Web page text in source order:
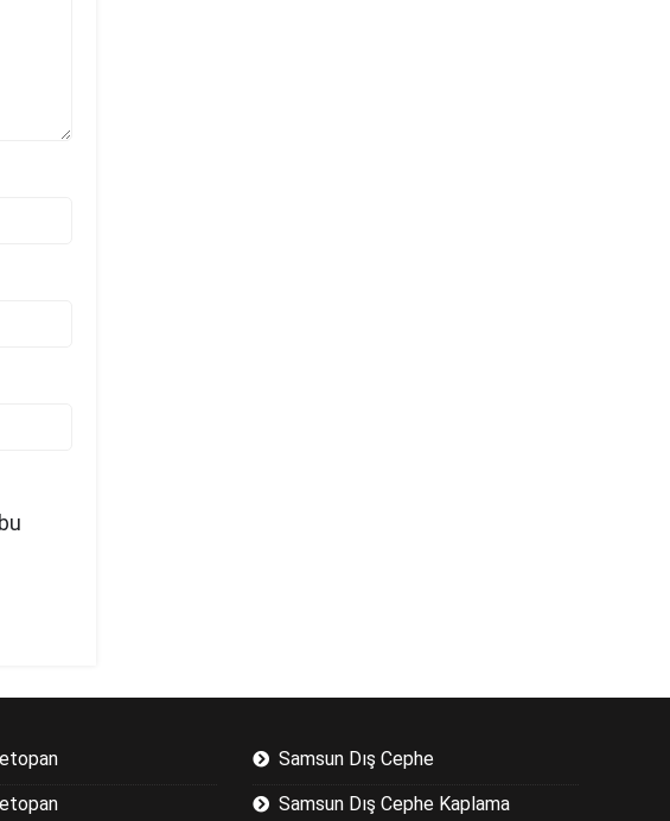
Samsun Dış Cephe
Samsun Dış Cephe Kaplama